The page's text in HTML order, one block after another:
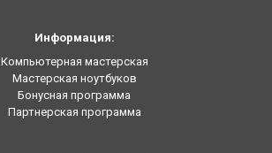
Информация:
Компьютерная мастерская
Мастерская ноутбуков
Бонусная программа
Партнерская программа